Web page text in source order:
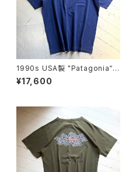
1990s USA製 "Patagonia“ b
eneficial S/S T-shirt
¥17,600